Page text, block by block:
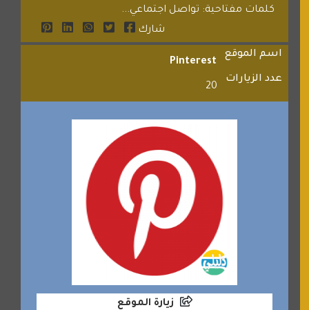
كلمات مفتاحية: تواصل اجتماعي...
شارك
اسم الموقع
Pinterest
عدد الزيارات
20
زيارة الموقع